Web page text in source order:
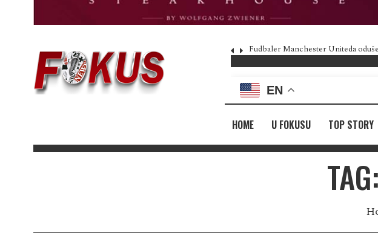
Fudbaler Manchester Uniteda
EN
HOME U FOKUSU TOP STORY